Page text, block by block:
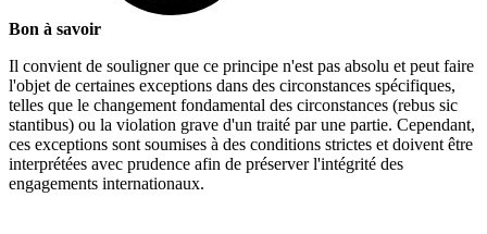
Bon à savoir
Il convient de souligner que ce principe n'est pas absolu et peut faire
l'objet de certaines exceptions dans des circonstances spécifiques,
telles que le changement fondamental des circonstances (rebus sic
stantibus) ou la violation grave d'un traité par une partie. Cependant,
ces exceptions sont soumises à des conditions strictes et doivent être
interprétées avec prudence afin de préserver l'intégrité des
engagements internationaux.